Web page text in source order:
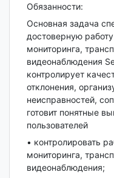
Обязанности:
Основная задача
достоверную
мониторинга,
видеонаблюдения
контролирует
отклонения,
неисправностей,
готовит понятные
пользователей
• контролировать
мониторинга,
видеонаблюдения;